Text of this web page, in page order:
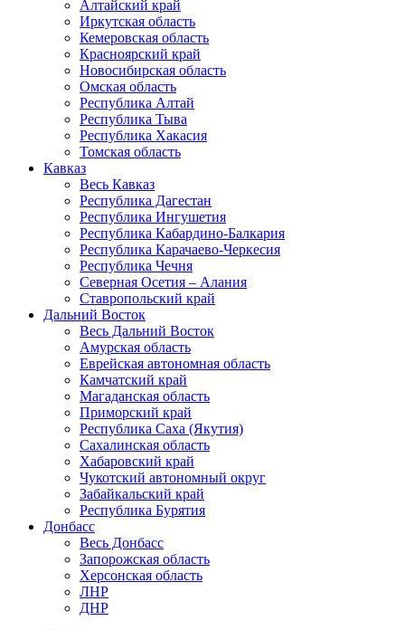
Алтайский край
Иркутская область
Кемеровская область
Красноярский край
Новосибирская область
Омская область
Республика Алтай
Республика Тыва
Республика Хакасия
Томская область
Кавказ
Весь Кавказ
Республика Дагестан
Республика Ингушетия
Республика Кабардино-Балкария
Республика Карачаево-Черкесия
Республика Чечня
Северная Осетия – Алания
Ставропольский край
Дальний Восток
Весь Дальний Восток
Амурская область
Еврейская автономная область
Камчатский край
Магаданская область
Приморский край
Республика Саха (Якутия)
Сахалинская область
Хабаровский край
Чукотский автономный округ
Забайкальский край
Республика Бурятия
Донбасс
Весь Донбасс
Запорожская область
Херсонская область
ЛНР
ДНР